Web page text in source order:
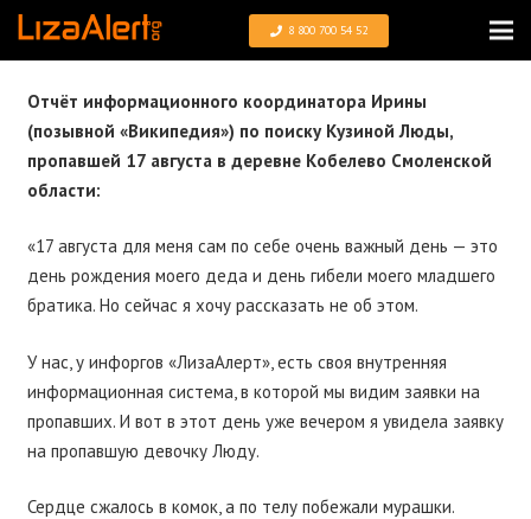
8 800 700 54 52
Отчёт информационного координатора Ирины
(позывной «Википедия») по поиску Кузиной Люды,
пропавшей 17 августа в деревне Кобелево Смоленской
области:
«17 августа для меня сам по себе очень важный день — это
день рождения моего деда и день гибели моего младшего
братика. Но сейчас я хочу рассказать не об этом.
У нас, у инфоргов «ЛизаАлерт», есть своя внутренняя
информационная система, в которой мы видим заявки на
пропавших. И вот в этот день уже вечером я увидела заявку
на пропавшую девочку Люду.
Сердце сжалось в комок, а по телу побежали мурашки.